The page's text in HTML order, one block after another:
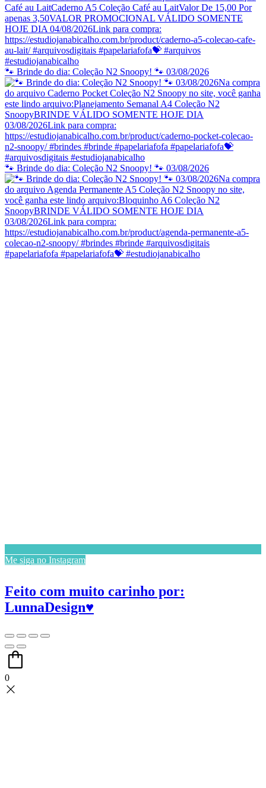
🐾 Brinde do dia: Coleção N2 Snoopy! 🐾 03/08/2026
🐾 Brinde do dia: Coleção N2 Snoopy! 🐾 03/08/2026
Me siga no Instagram
Feito com muito carinho por:
LunnaDesign♥
0